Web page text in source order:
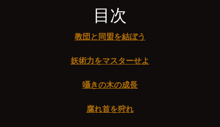
目次
教団と同盟を結ぼう
妖術力をマスターせよ
囁きの木の成長
腐れ首を狩れ